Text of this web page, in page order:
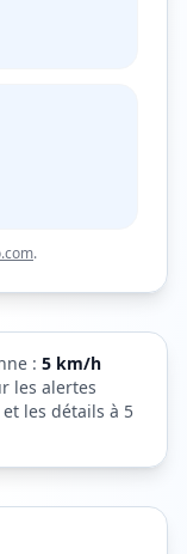
.
: 5 km/h
les alertes
les détails à 5